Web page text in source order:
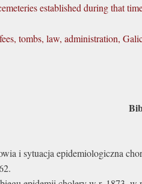
established during that
tombs, law, administration,
i sytuacja epidemiologiczna